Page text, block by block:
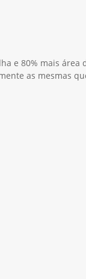
e 80% mais área
as mesmas